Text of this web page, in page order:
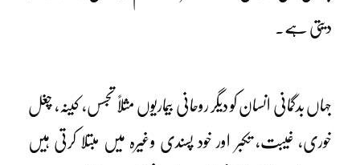
دیتی ہے۔
جہاں بدگمانی انسان کو دیگر روحانی بیماریوں مثلاً تجسس، کینہ، چغل
خوری، غیبت، تکبر اور خود پسندی وغیرہ میں مبتلا کرتی ہیں